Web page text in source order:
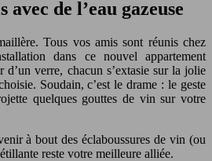
avec de l’eau gazeuse
Tous vos amis sont réunis chez
dans ce nouvel appartement
verre, chacun s’extasie sur la jolie
Soudain, c’est le drame : le geste
quelques gouttes de vin sur votre
à bout des éclaboussures de vin (ou
reste votre meilleure alliée.